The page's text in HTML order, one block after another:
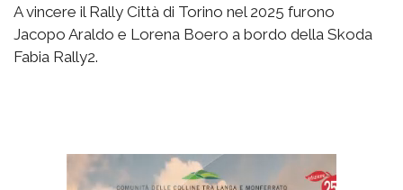
A vincere il Rally Città di Torino nel 2025 furono
Jacopo Araldo e Lorena Boero a bordo della Skoda
Fabia Rally2.